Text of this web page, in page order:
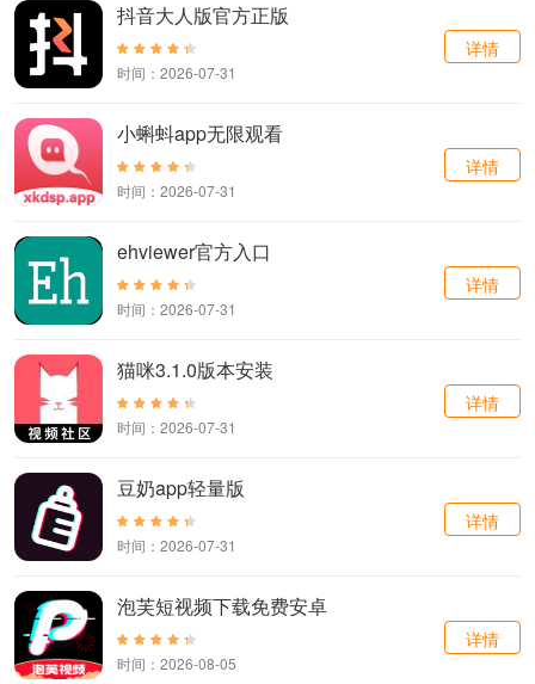
抖音大人版官方正版
时间：2026-07-31
详情
小蝌蚪app无限观看
时间：2026-07-31
详情
ehviewer官方入口
时间：2026-07-31
详情
猫咪3.1.0版本安装
时间：2026-07-31
详情
豆奶app轻量版
时间：2026-07-31
详情
泡芙短视频下载免费安卓
时间：2026-08-05
详情